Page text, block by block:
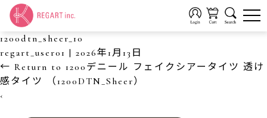
1200dtn_sheer_10
regart_user01 | 2026年1月13日
← Return to 1200デニール フェイクシアータイツ 透け
感タイツ （1200DTN_Sheer）
‹